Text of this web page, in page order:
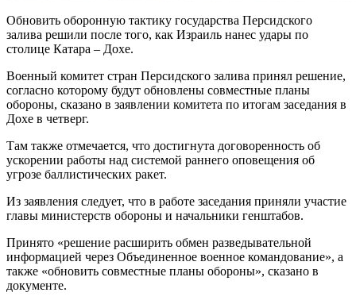
Обновить оборонную тактику государства Персидского
залива решили после того, как Израиль нанес удары по
столице Катара – Дохе.
Военный комитет стран Персидского залива принял решение,
согласно которому будут обновлены совместные планы
обороны, сказано в заявлении комитета по итогам заседания в
Дохе в четверг.
Там также отмечается, что достигнута договоренность об
ускорении работы над системой раннего оповещения об
угрозе баллистических ракет.
Из заявления следует, что в работе заседания приняли участие
главы министерств обороны и начальники генштабов.
Принято «решение расширить обмен разведывательной
информацией через Объединенное военное командование», а
также «обновить совместные планы обороны», сказано в
документе.